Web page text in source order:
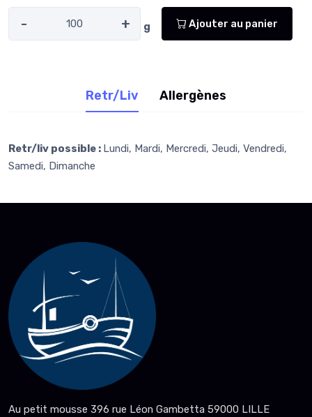
- + g Ajouter au panier
Retr/Liv Allergènes
Retr/liv possible : Lundi, Mardi, Mercredi, Jeudi, Vendredi,
Samedi, Dimanche
Au petit mousse 396 rue Léon Gambetta 59000 LILLE